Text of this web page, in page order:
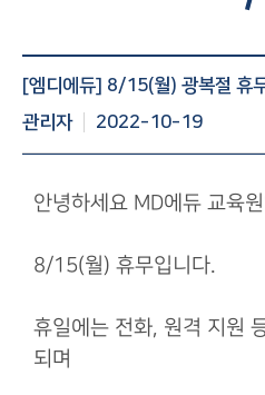
공
[엠디에듀] 8/15(월) 광복절 휴
관리자
2022-10-19
안녕하세요 MD에듀 교육
8/15(월) 휴무입니다.
휴일에는 전화, 원격 지원
되며